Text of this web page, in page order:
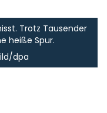
Trotz Tausender
heiße Spur.
dpa